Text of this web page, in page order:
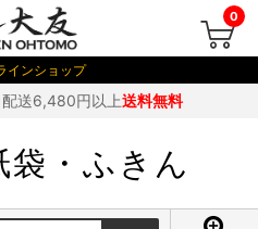
0
インショップ
送6,480円以上送料無料
袋・ふきん